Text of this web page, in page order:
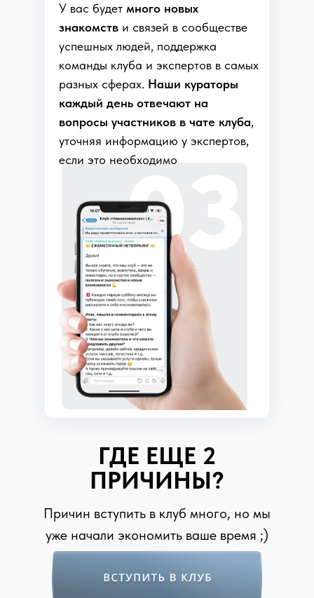
03
У вас будет много новых
знакомств и связей в сообществе
успешных людей, поддержка
команды клуба и экспертов в самых
разных сферах. Наши кураторы
каждый день отвечают на
вопросы участников в чате клуба,
уточняя информацию у экспертов,
если это необходимо
ГДЕ ЕЩЕ 2
ПРИЧИНЫ?
Причин вступить в клуб много, но мы
уже начали экономить ваше время ;)